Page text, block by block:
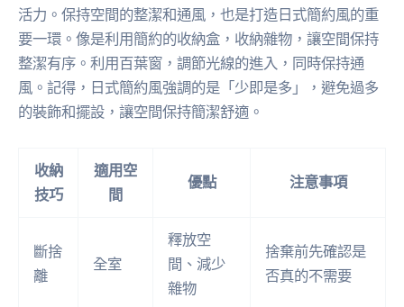
活力。保持空間的整潔和通風，也是打造日式簡約風的重
要一環。像是利用簡約的收納盒，收納雜物，讓空間保持
整潔有序。利用百葉窗，調節光線的進入，同時保持通
風。記得，日式簡約風強調的是「少即是多」，避免過多
的裝飾和擺設，讓空間保持簡潔舒適。
收納
技巧
適用空
間
優點 注意事項
斷捨
離
全室
釋放空
間、減少
雜物
捨棄前先確認是
否真的不需要